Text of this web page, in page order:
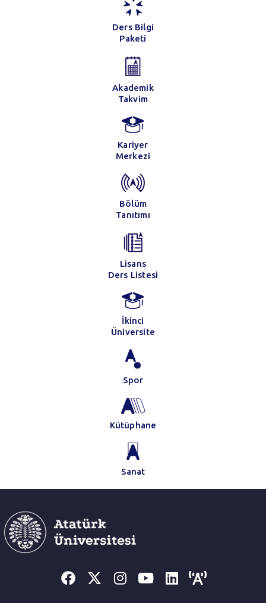
Ders Bilgi
Paketi
Akademik
Takvim
Kariyer
Merkezi
Bölüm
Tanıtımı
Lisans
Ders Listesi
İkinci
Üniversite
Spor
Kütüphane
Sanat